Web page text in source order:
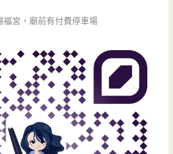
宮，廟前有付費停車場